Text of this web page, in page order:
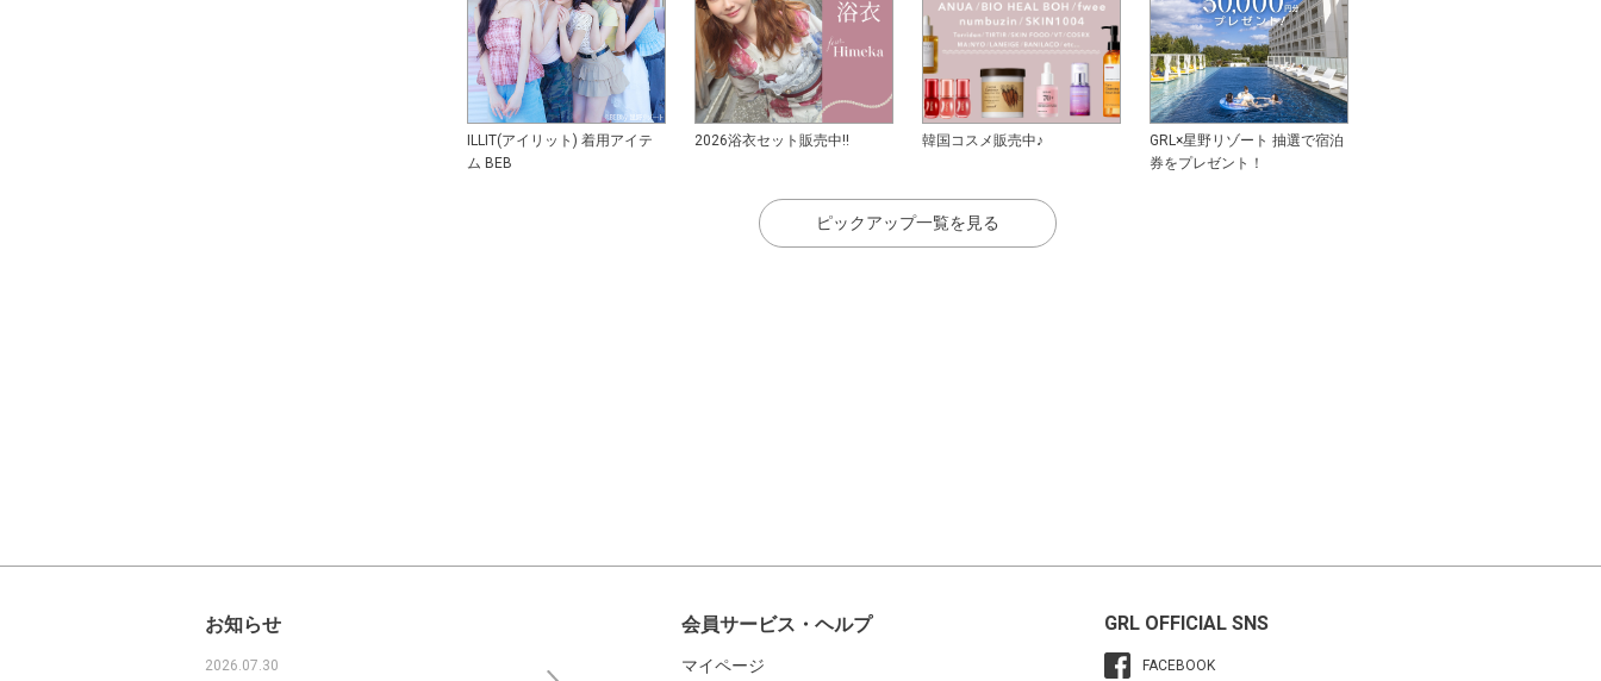
ILLIT(アイリット) 着用アイテ
ム BEB
2026浴衣セット販売中!! 韓国コスメ販売中♪
GRL×星野リゾート 抽選で宿泊
券をプレゼント！
ピックアップ一覧を見る
お知らせ
2026.07.30
会員サービス・ヘルプ
マイページ
GRL OFFICIAL SNS
FACEBOOK